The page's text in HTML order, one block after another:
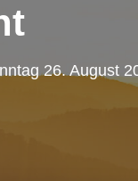
26. August